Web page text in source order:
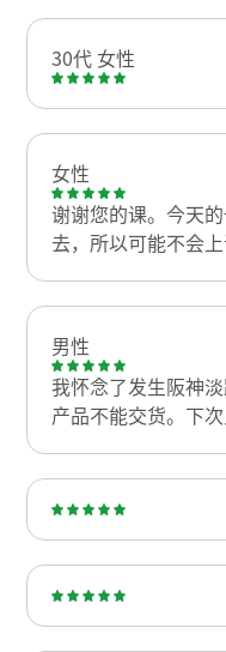
30代 女性
女性
谢谢您的课。今天
去，所以可能不会
男性
我怀念了发生阪神
产品不能交货。下次